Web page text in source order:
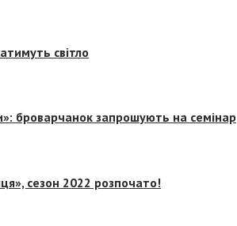
світло
броварчанок запрошують на семінар
сезон 2022 розпочато!